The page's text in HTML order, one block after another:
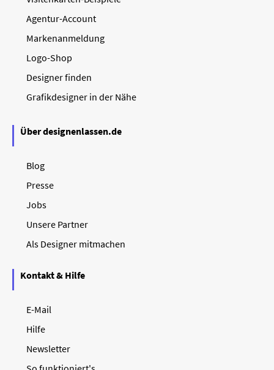
Agentur-Account
Markenanmeldung
Logo-Shop
Designer finden
Grafikdesigner in der Nähe
Über designenlassen.de
Blog
Presse
Jobs
Unsere Partner
Als Designer mitmachen
Kontakt & Hilfe
E-Mail
Hilfe
Newsletter